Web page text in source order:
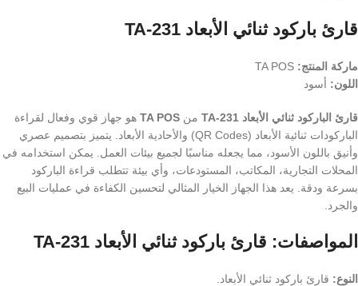
قارئ باركود ثنائي الأبعاد TA-231
ماركة المنتج:
اللون: أسود
قارئ الباركود ثنائي الأبعاد TA-231 من TA POS هو جهاز قوي وفعال لقراءة
الباركودات ثنائية الأبعاد (QR Codes) والأحادية الأبعاد. يتميز بتصميم عصري
وأنيق باللون الأسود، مما يجعله مناسبًا لجميع بيئات العمل. يمكن استخدامه في
المحلات التجارية، المكاتب، المستودعات، وأي بيئة تتطلب قراءة الباركود
بسرعة ودقة. يعد هذا الجهاز الخيار المثالي لتحسين الكفاءة في عمليات البيع
والجرد.
المواصفات: قارئ باركود ثنائي الأبعاد TA-231
النوع: قارئ باركود ثنائي الأبعاد.